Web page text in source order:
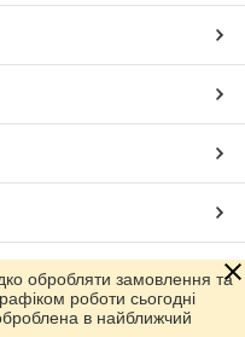
Prom.ua
обробляти замовлення та
роботи сьогодні
в найближчий